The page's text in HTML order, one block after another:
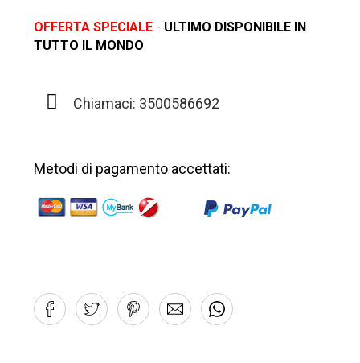
OFFERTA SPECIALE - ULTIMO DISPONIBILE IN
TUTTO IL MONDO
Chiamaci: 3500586692
Metodi di pagamento accettati: